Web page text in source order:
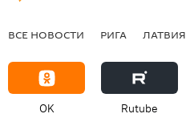
ВСЕ НОВОСТИ РИГА ЛАТВИЯ
OK Rutube